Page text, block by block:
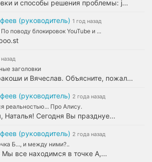
и способы решения проблемы: j...
(руководитель) 1 год назад
поводу блокировок YouTube и ...
заголовки
и Вячеслав. Объясните, пожал...
(руководитель) 2 года назад
реальностью... Про Алису.
Сегодня Вы празднуе...
(руководитель) 2 года назад
Б..., и между ними?..
Мы все находимся в точке А,...